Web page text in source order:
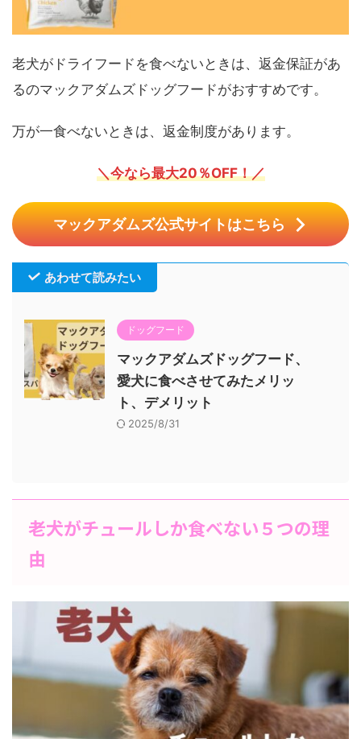
老犬がドライフードを食べないときは、返金保証があ
るのマックアダムズドッグフードがおすすめです。
万が一食べないときは、返金制度があります。
＼今なら最大20％OFF！／
マックアダムズ公式サイトはこちら
あわせて読みたい
ドッグフード
マックアダムズドッグフード、
愛犬に食べさせてみたメリッ
ト、デメリット
2025/8/31
老犬がチュールしか食べない５つの理
由